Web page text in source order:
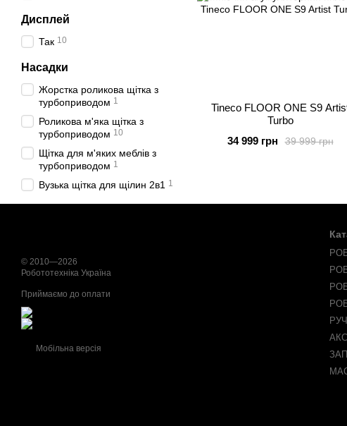
Tineco FLOOR ONE S9
Turbo
39 999 грн
34 999 грн
Дисплей
Так 10
Насадки
Жорстка роликова щітка з
турбоприводом 1
Роликова м'яка щітка з
турбоприводом 10
Щітка для м'яких меблів з
турбоприводом 1
Вузька щітка для щілин 2в1 1
© 2010—2026
Робототехніка Україна
Приймаємо до оплати
Мобільна версія